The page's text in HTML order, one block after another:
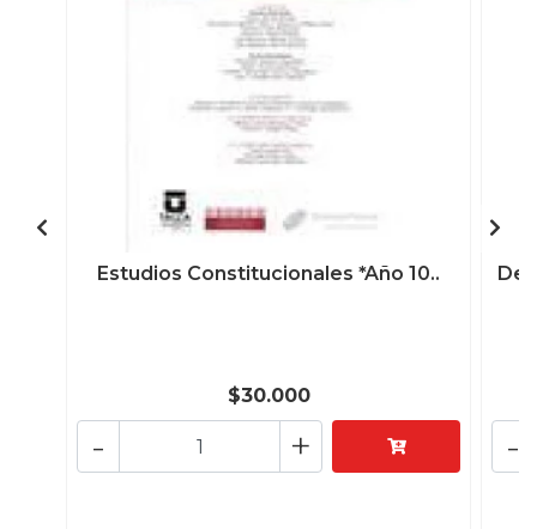
Estudios Constitucionales *Año 10..
$30.000
+
- -